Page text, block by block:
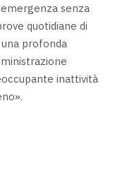
senza
quotidiane di
profonda
inattività